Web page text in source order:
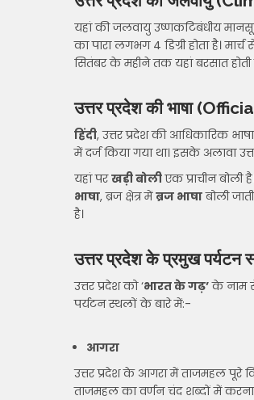
यहां की जलवायु उष्णकटिबंधीय
का पारा लगभग 4 डिग्री होता है।
सितंबर के महीने तक यहां बरसात होती
उत्तर प्रदेश की भाषा
हिंदी, उत्तर प्रदेश की आधिकारिक
में दर्ज किया गया था। इसके अलावा
यहां परखड़ी बोलीएक प्राचीन बोली
भाषा, ब्रज क्षेत्र मेंब्रज भाषाबोली
है।
उत्तर प्रदेश के प्रमुख
उत्तर प्रदेश को ‘भारत के गढ़’के नाम से
पर्यटन स्थलों के बारे में:-
आगरा
उत्तर प्रदेश के आगरा में ताजमहल पूरे
ताजमहल का वर्णन चंद शब्दों में